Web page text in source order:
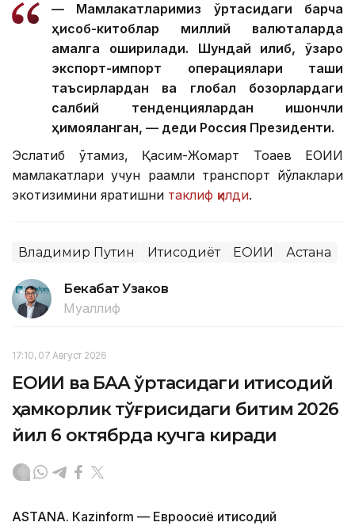
— Мамлакатларимиз ўртасидаги барча
ҳисоб-китоблар миллий валюталарда
амалга оширилади. Шундай қилиб, ўзаро
экспорт-импорт операциялари ташқи
таъсирлардан ва глобал бозорлардаги
салбий тенденциялардан ишончли
ҳимояланган, — деди Россия Президенти.
Эслатиб ўтамиз, Қасим-Жомарт Тоқаев ЕОИИ
мамлакатлари учун рақамли транспорт йўлаклари
экотизимини яратишни таклиф қилди.
Владимир Путин Иқтисодиёт ЕОИИ Астана
Бекабат Узаков
Муаллиф
17:10, 07 Август 2026
ЕОИИ ва БАА ўртасидаги иқтисодий
ҳамкорлик тўғрисидаги битим 2026
йил 6 октябрда кучга киради
ASTANА. Кazinform — Евроосиё иқтисодий